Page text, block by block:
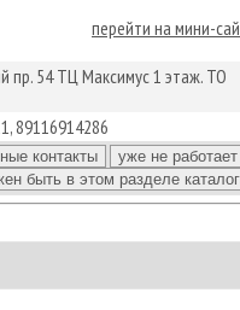
перейти на мини-
пр. 54 ТЦ Максимус 1 этаж. ТО
89116914286